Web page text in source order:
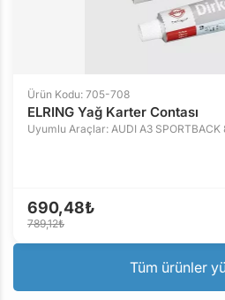
Ürün Kodu: 705-708
ELRING Yağ Karter Contası
Uyumlu Araçlar: AUDI A3 SPORTBACK
690,48₺
789,12₺
Tüm ürünler